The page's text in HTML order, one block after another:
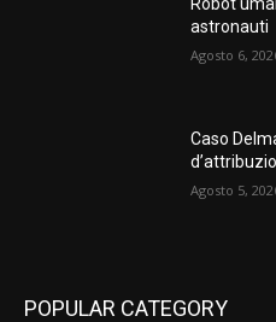
Robot
astronauti
Agosto 6,
Caso
Agosto 5,
POPULAR CATEGORY